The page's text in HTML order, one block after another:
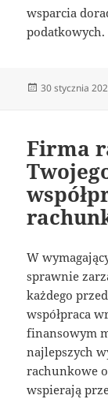
wsparcia
podatkowych.
Data
30 stycznia
Firma
W
sprawnie
każdego
współpraca
finansowym
najlepszych
rachunkowe
wspierają